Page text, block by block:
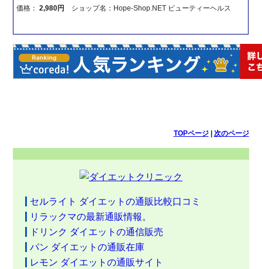
価格：2,980円 ショップ名：Hope-Shop.NET ビューティーヘルス
TOPページ| 次のページ
セルライト ダイエットの通販比較口コミ
リラックマの最新通販情報。
ドリンク ダイエットの通信販売
パン ダイエットの通販在庫
レモン ダイエットの通販サイト